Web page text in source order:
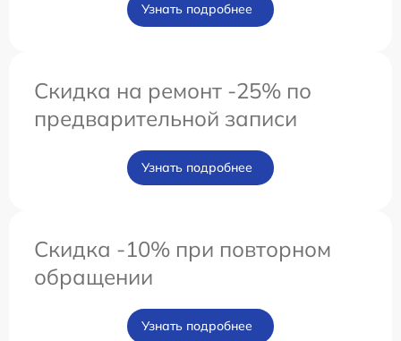
Узнать подробнее
Скидка на ремонт -25% по
предварительной записи
Узнать подробнее
Скидка -10% при повторном
обращении
Узнать подробнее